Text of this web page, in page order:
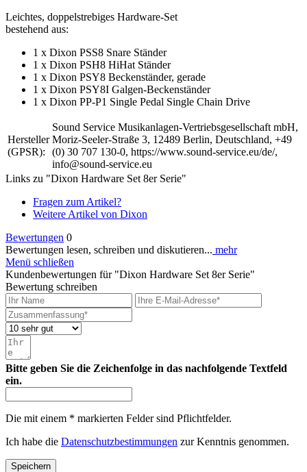
Leichtes, doppelstrebiges Hardware-Set
bestehend aus:
1 x Dixon PSS8 Snare Ständer
1 x Dixon PSH8 HiHat Ständer
1 x Dixon PSY8 Beckenständer, gerade
1 x Dixon PSY8I Galgen-Beckenständer
1 x Dixon PP-P1 Single Pedal Single Chain Drive
Hersteller
(GPSR):
Sound Service Musikanlagen-Vertriebsgesellschaft mbH,
Moriz-Seeler-Straße 3, 12489 Berlin, Deutschland, +49
(0) 30 707 130-0, https://www.sound-service.eu/de/,
info@sound-service.eu
Links zu "Dixon Hardware Set 8er Serie"
Fragen zum Artikel?
Weitere Artikel von Dixon
Bewertungen 0
Bewertungen lesen, schreiben und diskutieren... mehr
Menü schließen
Kundenbewertungen für "Dixon Hardware Set 8er Serie"
Bewertung schreiben
Bitte geben Sie die Zeichenfolge in das nachfolgende Textfeld
ein.
Die mit einem * markierten Felder sind Pflichtfelder.
Ich habe die Datenschutzbestimmungen zur Kenntnis genommen.
Speichern